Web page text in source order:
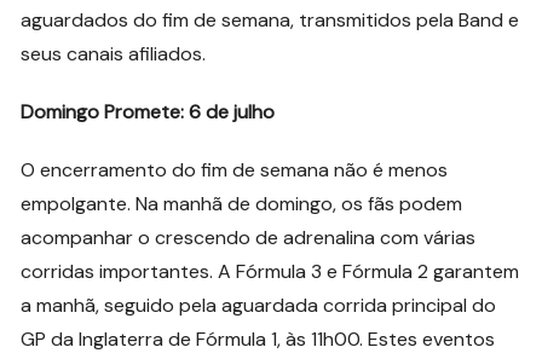
aguardados do fim de semana, transmitidos pela Band e
seus canais afiliados.
Domingo Promete: 6 de julho
O encerramento do fim de semana não é menos
empolgante. Na manhã de domingo, os fãs podem
acompanhar o crescendo de adrenalina com várias
corridas importantes. A Fórmula 3 e Fórmula 2 garantem
a manhã, seguido pela aguardada corrida principal do
GP da Inglaterra de Fórmula 1, às 11h00. Estes eventos